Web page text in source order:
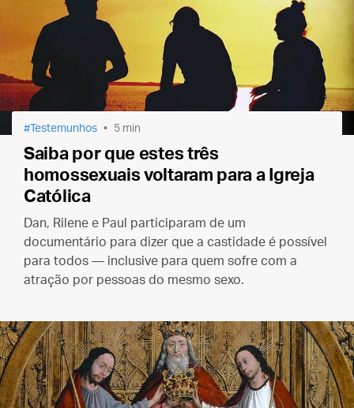
Testemunhos 5 min
Saiba por que estes três
homossexuais voltaram para a Igreja
Católica
Dan, Rilene e Paul participaram de um
documentário para dizer que a castidade é possível
para todos — inclusive para quem sofre com a
atração por pessoas do mesmo sexo.